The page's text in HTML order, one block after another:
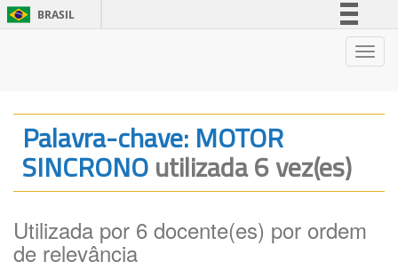
BRASIL
Legislação
Canais
Palavra-chave: MOTOR
SINCRONOutilizada 6 vez(es)
Utilizada por 6 docente(es) por ordem
de relevância